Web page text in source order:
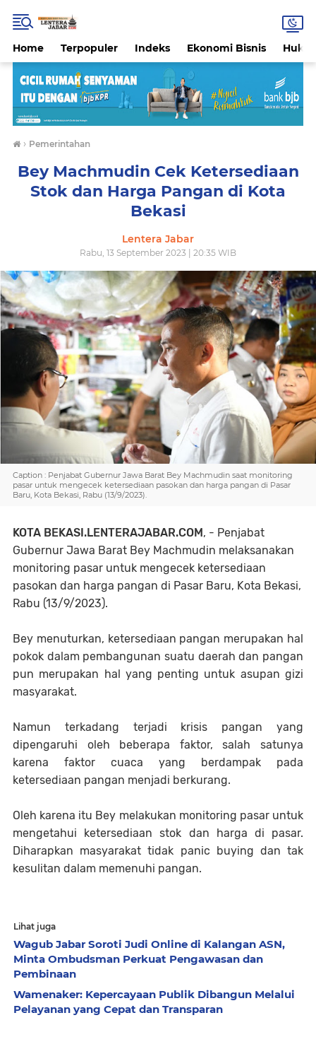
Home Terpopuler Indeks Ekonomi Bisnis
› Pemerintahan
Bey Machmudin Cek Ketersediaan
Stok dan Harga Pangan di Kota
Bekasi
Lentera Jabar
Rabu, 13 September 2023 | 20:35 WIB
Caption : Penjabat Gubernur Jawa Barat Bey Machmudin saat monitoring
pasar untuk mengecek ketersediaan pasokan dan harga pangan di Pasar
Baru, Kota Bekasi, Rabu (13/9/2023).
KOTA BEKASI.LENTERAJABAR.COM, - Penjabat
Gubernur Jawa Barat Bey Machmudin melaksanakan
monitoring pasar untuk mengecek ketersediaan
pasokan dan harga pangan di Pasar Baru, Kota Bekasi,
Rabu (13/9/2023).
Bey menuturkan, ketersediaan pangan merupakan hal
pokok dalam pembangunan suatu daerah dan pangan
pun merupakan hal yang penting untuk asupan gizi
masyarakat.
Namun terkadang terjadi krisis pangan yang
dipengaruhi oleh beberapa faktor, salah satunya
karena faktor cuaca yang berdampak pada
ketersediaan pangan menjadi berkurang.
Oleh karena itu Bey melakukan monitoring pasar untuk
mengetahui ketersediaan stok dan harga di pasar.
Diharapkan masyarakat tidak panic buying dan tak
kesulitan dalam memenuhi pangan.
Lihat juga
Wagub Jabar Soroti Judi Online di Kalangan ASN,
Minta Ombudsman Perkuat Pengawasan dan
Pembinaan
Wamenaker: Kepercayaan Publik Dibangun Melalui
Pelayanan yang Cepat dan Transparan